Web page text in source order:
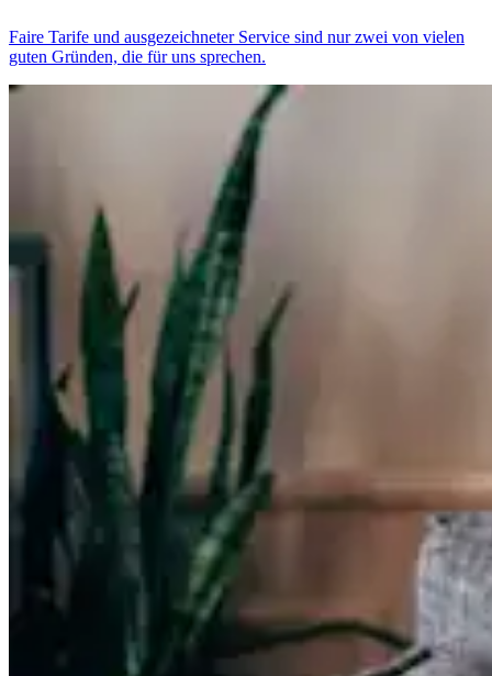
Faire Tarife und ausgezeichneter Service sind nur zwei von vielen
guten Gründen, die für uns sprechen.